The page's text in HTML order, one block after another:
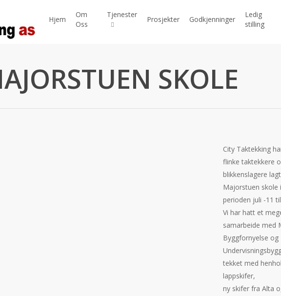
Hjem
Om
Oss
Tjenester
Prosjekter Godkjenninger
Ledig
stilling
SKOLE
City Taktekking
flinke taktekkere
blikkenslagere
Majorstuen skole
perioden juli -11
Vi har hatt et
samarbeide med
Byggfornyelse og
tekket med
lappskifer,
ny skifer fra Alta